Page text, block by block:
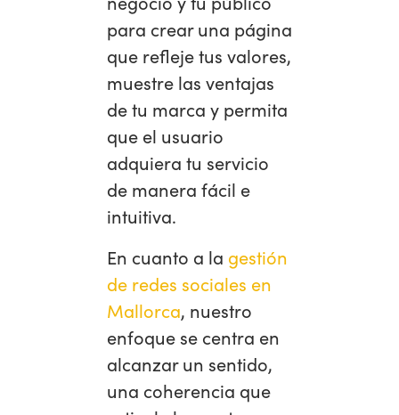
para crear una página
que refleje tus valores,
muestre las ventajas
de tu marca y permita
que el usuario
adquiera tu servicio
de manera fácil e
intuitiva.
En cuanto a la gestión
de redes sociales en
Mallorca, nuestro
enfoque se centra en
alcanzar un sentido,
una coherencia que